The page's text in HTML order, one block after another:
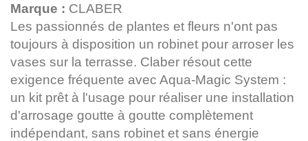
Marque : CLABER
Les passionnés de plantes et fleurs n'ont pas
toujours à disposition un robinet pour arroser les
vases sur la terrasse. Claber résout cette
exigence fréquente avec Aqua-Magic System :
un kit prêt à l'usage pour réaliser une installation
d'arrosage goutte à goutte complètement
indépendant, sans robinet et sans énergie